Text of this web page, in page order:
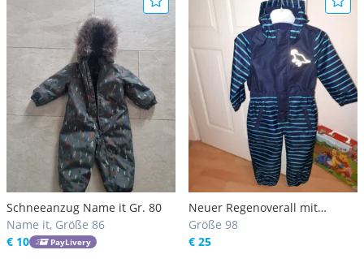
Schneeanzug Name it Gr. 80
Name it, Größe 86
€ 10
PayLivery
Neuer Regenoverall mit
Dinomotiv Gr. 98
Größe 98
€ 25